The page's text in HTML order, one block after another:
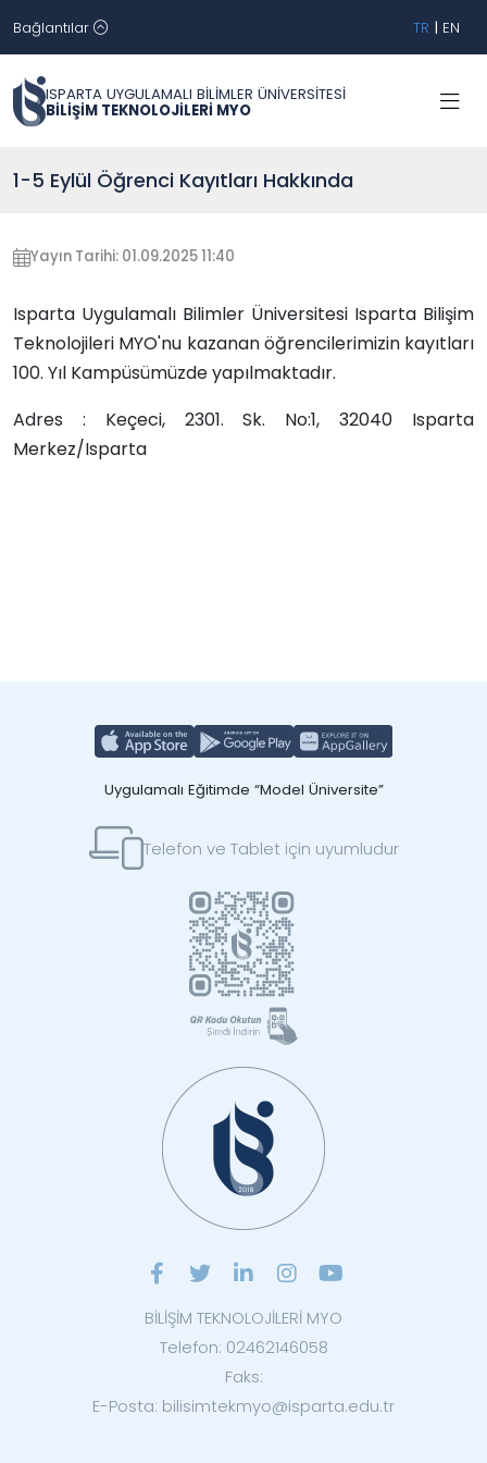
Bağlantılar TR | EN
ISPARTA UYGULAMALI BİLİMLER ÜNİVERSİTESİ
BİLİŞİM TEKNOLOJİLERİ MYO
1-5 Eylül Öğrenci Kayıtları Hakkında
Yayın Tarihi: 01.09.2025 11:40
Isparta Uygulamalı Bilimler Üniversitesi Isparta Bilişim
Teknolojileri MYO'nu kazanan öğrencilerimizin kayıtları
100. Yıl Kampüsümüzde yapılmaktadır.
Adres : Keçeci, 2301. Sk. No:1, 32040 Isparta
Merkez/Isparta
Uygulamalı Eğitimde “Model Üniversite”
Telefon ve Tablet için uyumludur
BİLİŞİM TEKNOLOJİLERİ MYO
Telefon: 02462146058
Faks:
E-Posta: bilisimtekmyo@isparta.edu.tr